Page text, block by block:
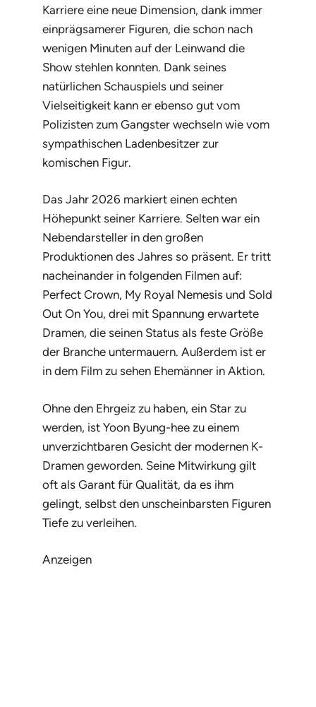
Karriere eine neue Dimension, dank immer
einprägsamerer Figuren, die schon nach
wenigen Minuten auf der Leinwand die
Show stehlen konnten. Dank seines
natürlichen Schauspiels und seiner
Vielseitigkeit kann er ebenso gut vom
Polizisten zum Gangster wechseln wie vom
sympathischen Ladenbesitzer zur
komischen Figur.
Das Jahr 2026 markiert einen echten
Höhepunkt seiner Karriere. Selten war ein
Nebendarsteller in den großen
Produktionen des Jahres so präsent. Er tritt
nacheinander in folgenden Filmen auf:
Perfect Crown, My Royal Nemesis und Sold
Out On You, drei mit Spannung erwartete
Dramen, die seinen Status als feste Größe
der Branche untermauern. Außerdem ist er
in dem Film zu sehen Ehemänner in Aktion.
Ohne den Ehrgeiz zu haben, ein Star zu
werden, ist Yoon Byung-hee zu einem
unverzichtbaren Gesicht der modernen K-
Dramen geworden. Seine Mitwirkung gilt
oft als Garant für Qualität, da es ihm
gelingt, selbst den unscheinbarsten Figuren
Tiefe zu verleihen.
Anzeigen